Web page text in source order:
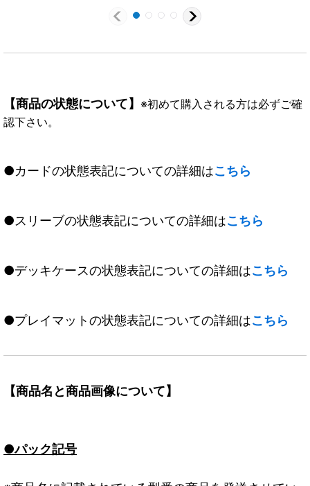
【商品の状態について】 ※初めて購入される方は必ずご確
認下さい。
●カードの状態表記についての詳細はこちら
●スリーブの状態表記についての詳細はこちら
●デッキケースの状態表記についての詳細はこちら
●プレイマットの状態表記についての詳細はこちら
【商品名と商品画像について】
●パック記号